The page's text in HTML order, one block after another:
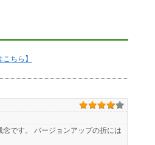
こちら】
です。 バージョンアップの折には